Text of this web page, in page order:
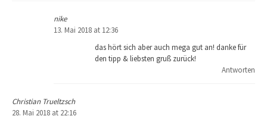
nike
13. Mai 2018 at 12:36
das hört sich aber auch mega gut an! danke für
den tipp & liebsten gruß zurück!
Antworten
Christian Trueltzsch
28. Mai 2018 at 22:16